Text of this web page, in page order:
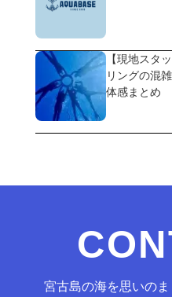
【現地スタ
リングの混
体感まとめ
宮古島の海を思いのま